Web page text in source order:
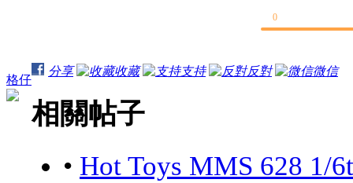
格仔
0
分享 收藏 支持 反對 微信
相關帖子
• Hot Toys MMS 628 1/